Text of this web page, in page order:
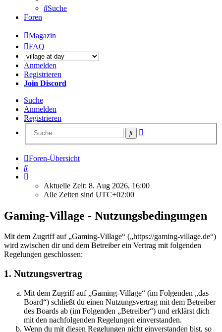
Suche
Foren
Magazin
FAQ
Anmelden
Registrieren
Join Discord
Suche
Anmelden
Registrieren
Suche
Foren-Übersicht
Suche
Aktuelle Zeit: 8. Aug 2026, 16:00
Alle Zeiten sind UTC+02:00
Gaming-Village - Nutzungsbedingungen
Mit dem Zugriff auf „Gaming-Village“ („https://gaming-village.de“)
wird zwischen dir und dem Betreiber ein Vertrag mit folgenden
Regelungen geschlossen:
1. Nutzungsvertrag
Mit dem Zugriff auf „Gaming-Village“ (im Folgenden „das
Board“) schließt du einen Nutzungsvertrag mit dem Betreiber
des Boards ab (im Folgenden „Betreiber“) und erklärst dich
mit den nachfolgenden Regelungen einverstanden.
Wenn du mit diesen Regelungen nicht einverstanden bist, so